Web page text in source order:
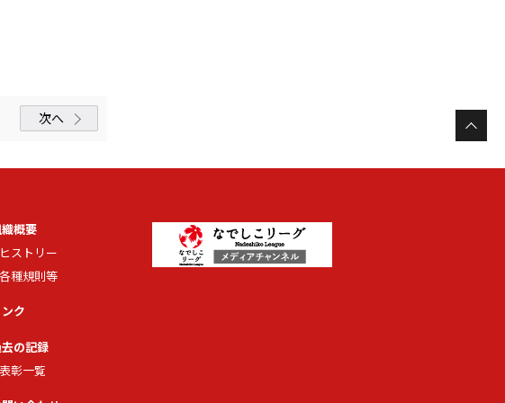
次へ
概要
ヒストリー
各種規則等
ク
の記録
表彰一覧